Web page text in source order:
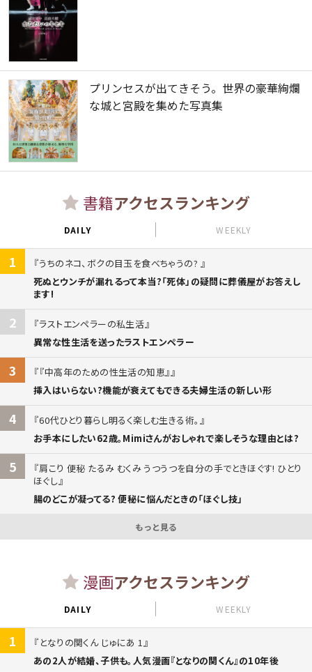
プリンセスが出てきそう。世界の豪華絢爛
な城と宮殿を集めた写真集
書籍アクセスランキング
DAILY WEEKLY
1
うちのネコ、ボクの目玉を食べちゃうの?
死ぬとウンチが漏れるって本当?「死体」の疑問に葬儀屋がお答えし
ます!
2
ラストエンペラーの私生活
異常な性生活を送ったラストエンペラー
3
『中高年のための性生活の知恵』
挿入はいらない?機能が衰えてもできる夫婦生活の新しい形
4
60代ひとり暮らし明るく楽しむ生きる術。
お手本にしたい62歳。Mimiさんがおしゃれで楽しそうな理由とは?
5
肩こり 便秘 たるみ むくみ うつうつを自分の手でときほぐす! ひとり
ほぐし
腸のどこが凝ってる? 便秘に悩んだときの「ほぐし技」
もっと見る
漫画アクセスランキング
DAILY WEEKLY
1
となりの関くん じゅにあ 1
あの2人が結婚、子供も。人気漫画『となりの関くん』の10年後